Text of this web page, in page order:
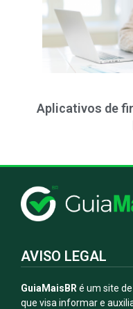
Aplicativos de
AVISO LEGAL
GuiaMaisBR é um site
que visa informar e